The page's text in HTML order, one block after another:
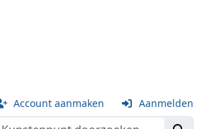
Account aanmaken Aanmelden